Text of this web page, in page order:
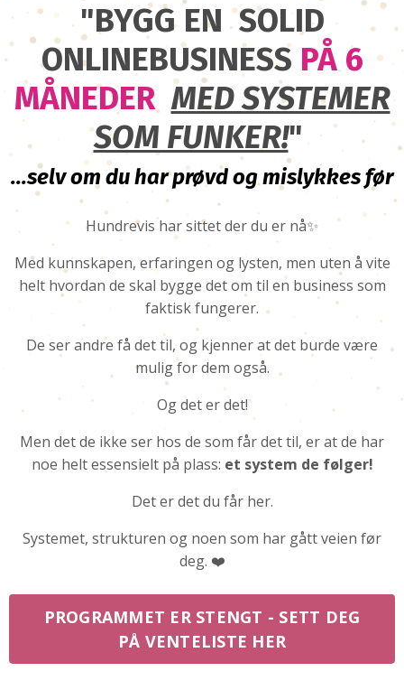
"BYGG EN SOLID
ONLINEBUSINESS PÅ 6
MÅNEDER MED SYSTEMER
SOM FUNKER!"
...selv om du har prøvd og mislykkes før
Hundrevis har sittet der du er nå✨
Med kunnskapen, erfaringen og lysten, men uten å vite
helt hvordan de skal bygge det om til en business som
faktisk fungerer.
De ser andre få det til, og kjenner at det burde være
mulig for dem også.
Og det er det!
Men det de ikke ser hos de som får det til, er at de har
noe helt essensielt på plass: et system de følger!
Det er det du får her.
Systemet, strukturen og noen som har gått veien før
deg. ❤️
PROGRAMMET ER STENGT - SETT DEG
PÅ VENTELISTE HER